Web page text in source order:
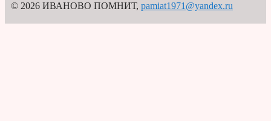
© 2026 ИВАНОВО ПОМНИТ, pamiat1971@yandex.ru